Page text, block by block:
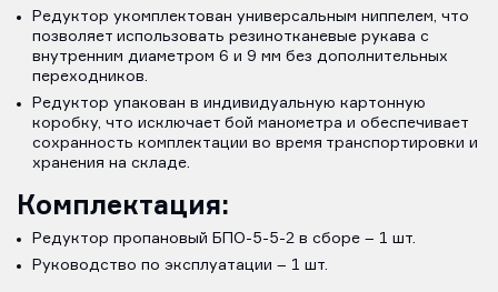
Редуктор укомплектован универсальным ниппелем, что
позволяет использовать резинотканевые рукава с
внутренним диаметром 6 и 9 мм без дополнительных
переходников.
Редуктор упакован в индивидуальную картонную
коробку, что исключает бой манометра и обеспечивает
сохранность комплектации во время транспортировки и
хранения на складе.
Комплектация:
Редуктор пропановый БПО-5-5-2 в сборе – 1 шт.
Руководство по эксплуатации – 1 шт.